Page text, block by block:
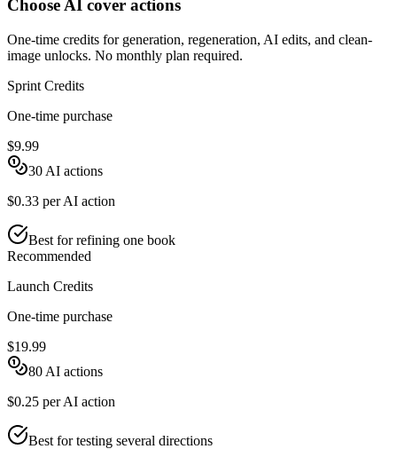
Choose AI cover actions
One-time credits for generation, regeneration, AI edits, and clean-
image unlocks. No monthly plan required.
Sprint Credits
One-time purchase
$9.99
30 AI actions
$0.33 per AI action
Best for refining one book
Recommended
Launch Credits
One-time purchase
$19.99
80 AI actions
$0.25 per AI action
Best for testing several directions